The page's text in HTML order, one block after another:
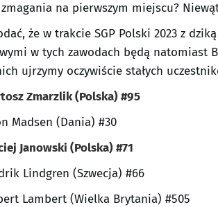
na pierwszym miejscu?
że w trakcie SGP Polski 2023 z
w tych zawodach będą natomiast
ujrzymy oczywiście stałych
Zmarzlik (Polska) #95
Madsen (Dania) #30
Janowski (Polska) #71
Lindgren (Szwecja) #66
Lambert (Wielka Brytania) #505